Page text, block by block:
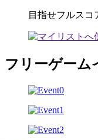
目指せフルスコ
フリーゲーム